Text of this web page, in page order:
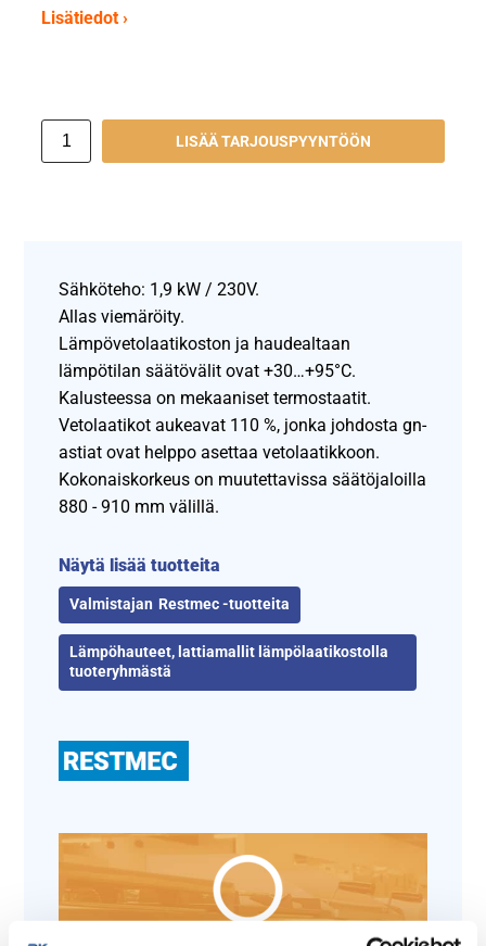
Lisätiedot ›
LISÄÄ TARJOUSPYYNTÖÖN
Sähköteho: 1,9 kW / 230V.
Allas viemäröity.
Lämpövetolaatikoston ja haudealtaan
lämpötilan säätövälit ovat +30…+95°C.
Kalusteessa on mekaaniset termostaatit.
Vetolaatikot aukeavat 110 %, jonka johdosta gn-
astiat ovat helppo asettaa vetolaatikkoon.
Kokonaiskorkeus on muutettavissa säätöjaloilla
880 - 910 mm välillä.
Näytä lisää tuotteita
Restmec -tuotteita
Lämpöhauteet, lattiamallit lämpölaatikostolla
tuoteryhmästä